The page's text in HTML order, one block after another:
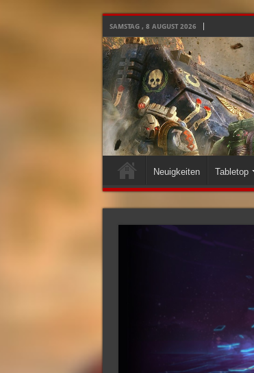
SAMSTAG , 8 AUGUST 2026
Neuigkeiten Tabletop